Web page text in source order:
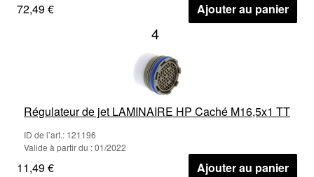
72,49 € Ajouter au panier
4
Régulateur de jet LAMINAIRE HP Caché M16,5x1 TT
ID de l’art.: 121196
Valide à partir du : 01/2022
11,49 € Ajouter au panier